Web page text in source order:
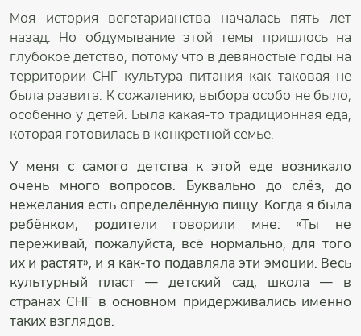
Моя история вегетарианства началась пять лет
назад. Но обдумывание этой темы пришлось на
глубокое детство, потому что в девяностые годы на
территории СНГ культура питания как таковая не
была развита. К сожалению, выбора особо не было,
особенно у детей. Была какая-то традиционная еда,
которая готовилась в конкретной семье.
У меня с самого детства к этой еде возникало
очень много вопросов. Буквально до слёз, до
нежелания есть определённую пищу. Когда я была
ребёнком, родители говорили мне: «Ты не
переживай, пожалуйста, всё нормально, для того
их и растят», и я как-то подавляла эти эмоции. Весь
культурный пласт — детский сад, школа — в
странах СНГ в основном придерживались именно
таких взглядов.